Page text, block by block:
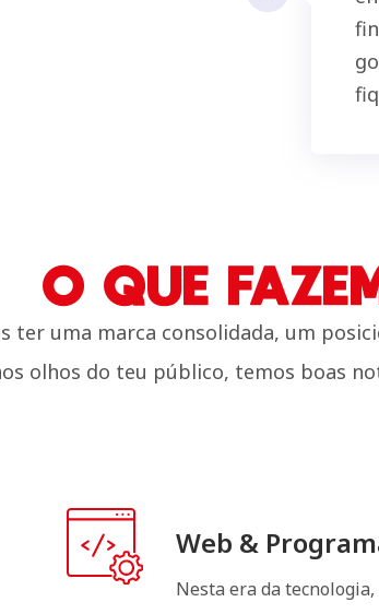
O QUE
ter uma marca consolidada, um
olhos do teu público, temos boas
Web &
Nesta era da tecnologia,